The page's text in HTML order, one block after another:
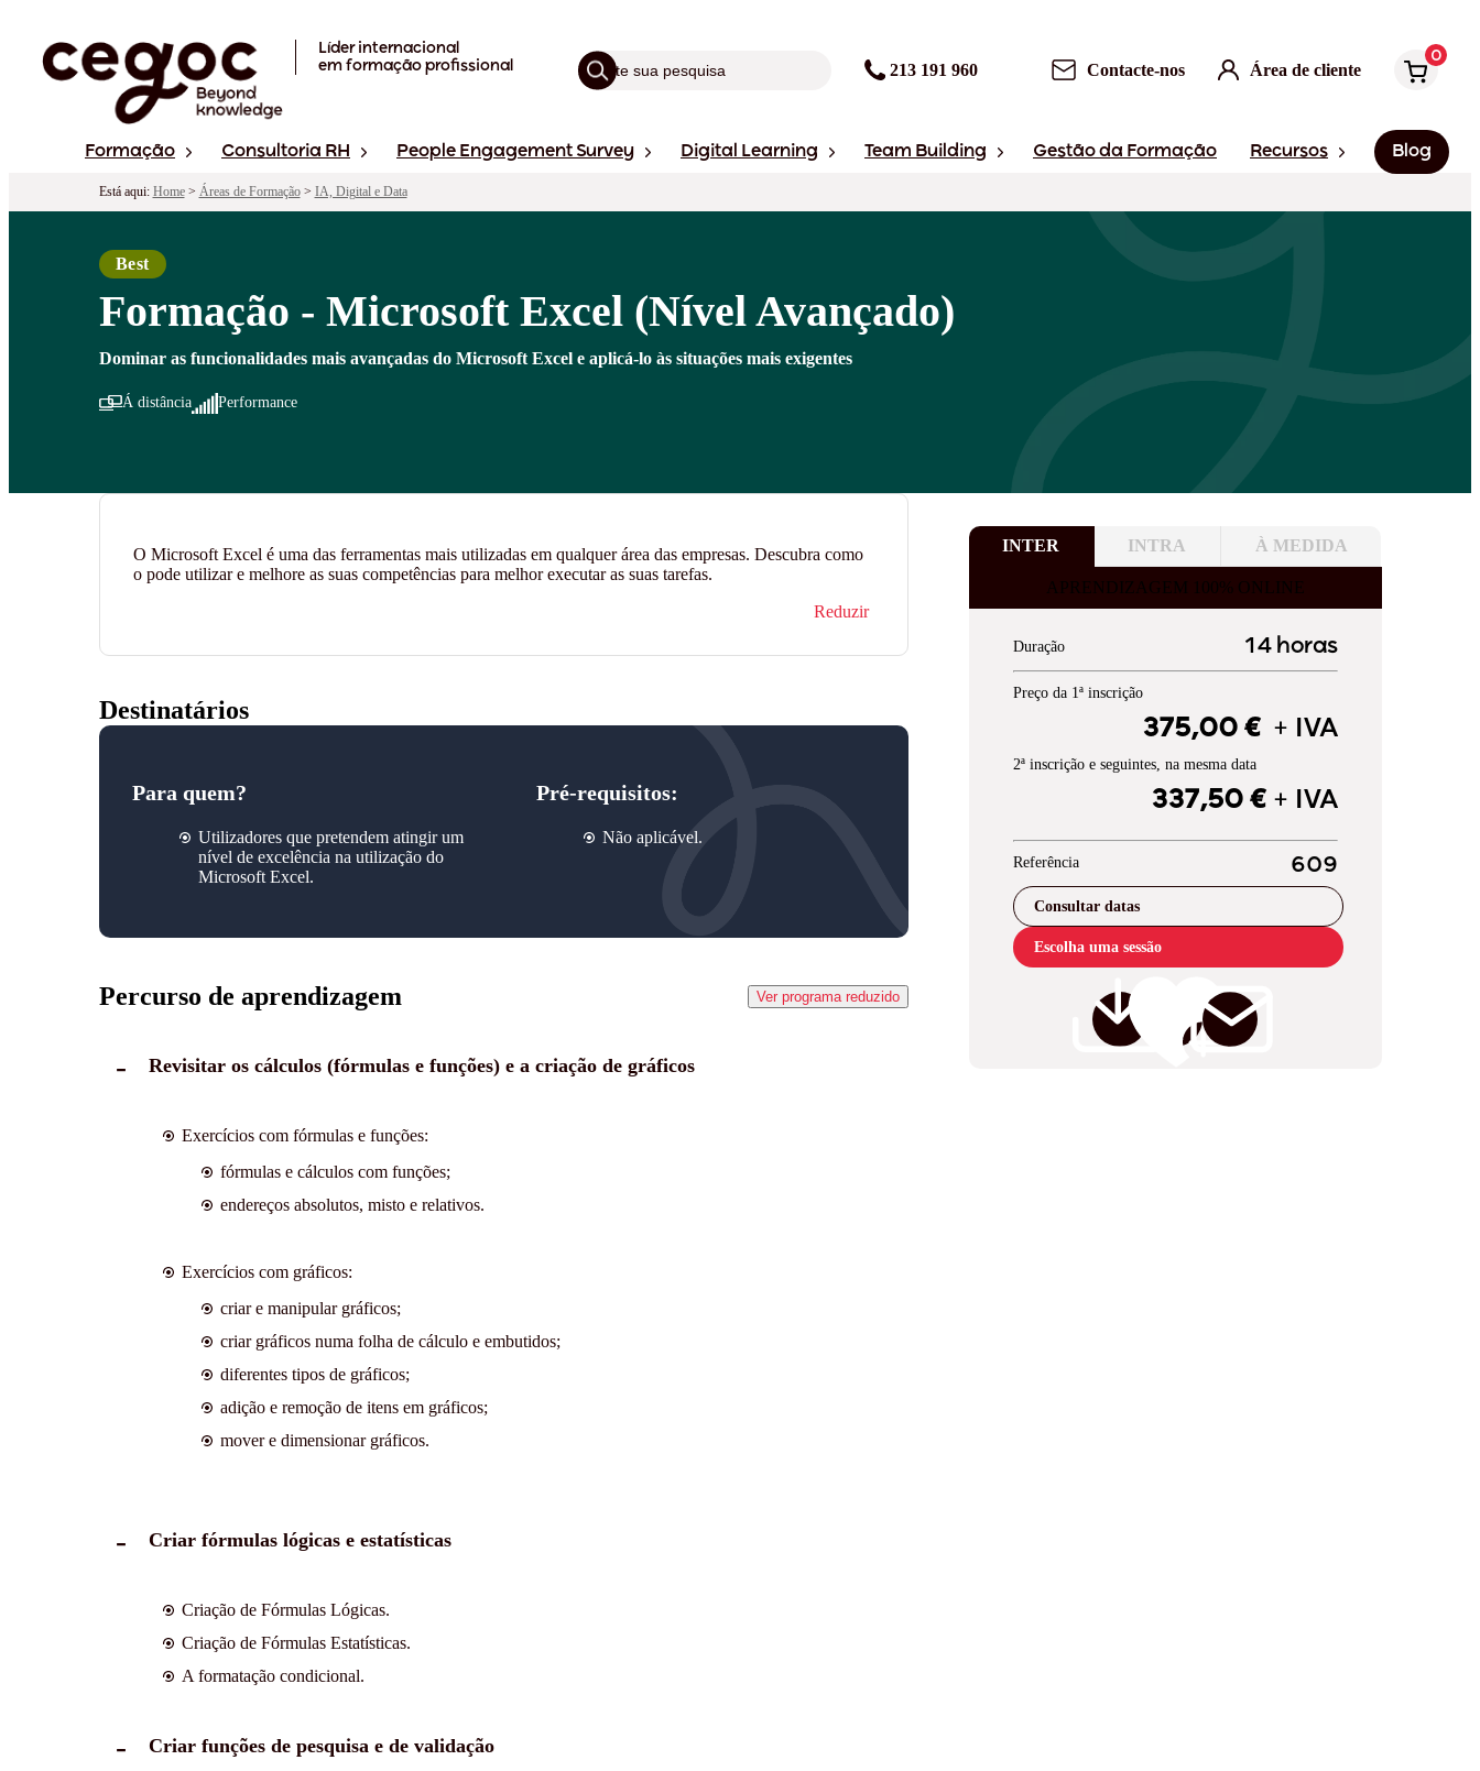
Líder internacional
em formação profissional
213 191 960 Contacte-nos Área de cliente
0
Formação Consultoria RH People Engagement Survey Digital Learning Team Building Gestão da Formação Recursos Blog
Está aqui: Home> Áreas de Formação> IA, Digital e Data
Best
Formação - Microsoft Excel (Nível Avançado)
Dominar as funcionalidades mais avançadas do Microsoft Excel e aplicá-lo às situações mais exigentes
Á distância Performance
INTER INTRA À MEDIDA
APRENDIZAGEM 100% ONLINE
Duração 14 horas
Preço da 1ª inscrição
375,00 €+ IVA
2ª inscrição e seguintes, na mesma data
337,50 €+ IVA
Referência 609
Consultar datas
Escolha uma sessão
O Microsoft Excel é uma das ferramentas mais utilizadas em qualquer área das empresas. Descubra como
o pode utilizar e melhore as suas competências para melhor executar as suas tarefas.
Reduzir
Destinatários
Para quem?
Utilizadores que pretendem atingir um
nível de excelência na utilização do
Microsoft Excel.
Pré-requisitos:
Não aplicável.
Percurso de aprendizagem Ver programa reduzido
Revisitar os cálculos (fórmulas e funções) e a criação de gráficos
Exercícios com fórmulas e funções:
fórmulas e cálculos com funções;
endereços absolutos, misto e relativos.
Exercícios com gráficos:
criar e manipular gráficos;
criar gráficos numa folha de cálculo e embutidos;
diferentes tipos de gráficos;
adição e remoção de itens em gráficos;
mover e dimensionar gráficos.
Criar fórmulas lógicas e estatísticas
Criação de Fórmulas Lógicas.
Criação de Fórmulas Estatísticas.
A formatação condicional.
Criar funções de pesquisa e de validação